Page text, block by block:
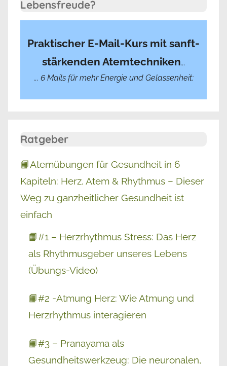
Lebensfreude?
Praktischer E-Mail-Kurs mit sanft-
stärkenden Atemtechniken...
... 6 Mails für mehr Energie und Gelassenheit:
Ratgeber
📙Atemübungen für Gesundheit in 6
Kapiteln: Herz, Atem & Rhythmus – Dieser
Weg zu ganzheitlicher Gesundheit ist
einfach
📙#1 – Herzrhythmus Stress: Das Herz
als Rhythmusgeber unseres Lebens
(Übungs-Video)
📙#2 -Atmung Herz: Wie Atmung und
Herzrhythmus interagieren
📙#3 – Pranayama als
Gesundheitswerkzeug: Die neuronalen,